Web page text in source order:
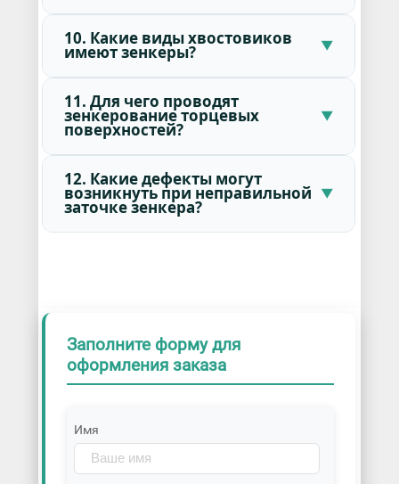
10. Какие виды хвостовиков
имеют зенкеры?
11. Для чего проводят
зенкерование торцевых
поверхностей?
12. Какие дефекты могут
возникнуть при неправильной
заточке зенкера?
Заполните форму для
оформления заказа
Имя